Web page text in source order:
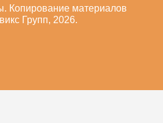
Копирование материалов
Групп, 2026.